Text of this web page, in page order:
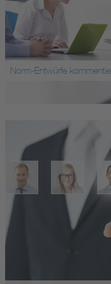
Norm-Entwürfe